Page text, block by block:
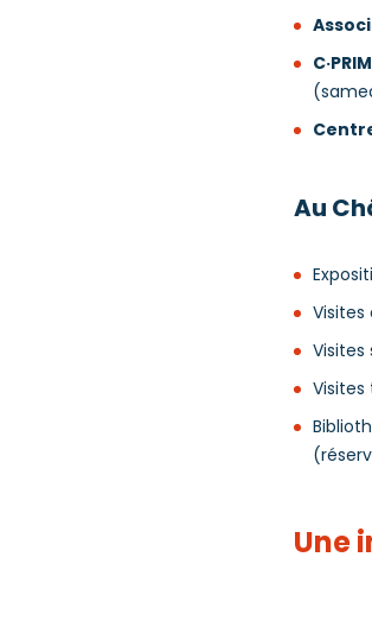
Au
Visites
Visites
Une